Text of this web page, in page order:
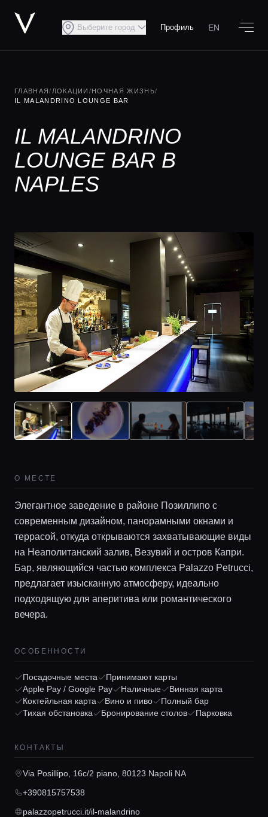
Главная
Локации
Гиды
Консьерж сервис
Выберите город Профиль EN
ГЛАВНАЯ/ ЛОКАЦИИ /НОЧНАЯ ЖИЗНЬ/
IL MALANDRINO LOUNGE BAR
IL MALANDRINO
LOUNGE BAR В
NAPLES
О МЕСТЕ
Элегантное заведение в районе Позиллипо с
современным дизайном, панорамными окнами и
террасой, откуда открываются захватывающие виды
на Неаполитанский залив, Везувий и остров Капри.
Бар, являющийся частью комплекса Palazzo Petrucci,
предлагает изысканную атмосферу, идеально
подходящую для аперитива или романтического
вечера.
ОСОБЕННОСТИ
Посадочные места
Принимают карты
Apple Pay / Google Pay
Наличные
Винная карта
Коктейльная карта
Вино и пиво
Полный бар
Тихая обстановка
Бронирование столов Парковка
КОНТАКТЫ
Via Posillipo, 16c/2 piano, 80123 Napoli NA
+390815757538
palazzopetrucci.it/il-malandrino